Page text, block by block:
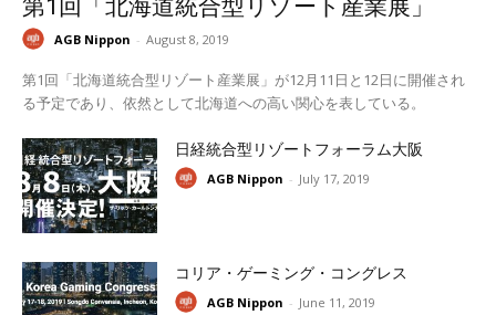
第1回「北海道統合型リゾート産業展」
AGB Nippon - August 8, 2019
第1回「北海道統合型リゾート産業展」が12月11日と12日に開催され
る予定であり、依然として北海道への高い関心を表している。
日経統合型リゾートフォーラム大阪
AGB Nippon - July 17, 2019
コリア・ゲーミング・コングレス
AGB Nippon - June 11, 2019